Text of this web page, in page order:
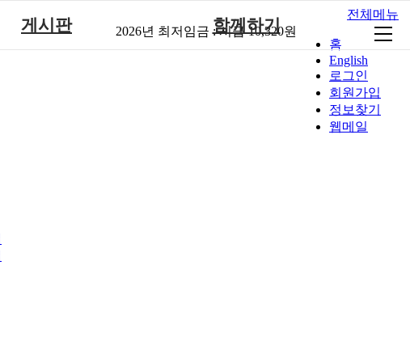
홈
English
로그인
회원가입
정보찾기
웹메일
2026년 최저임금 :시급 10,320원
게시판 함께하기
전체메뉴